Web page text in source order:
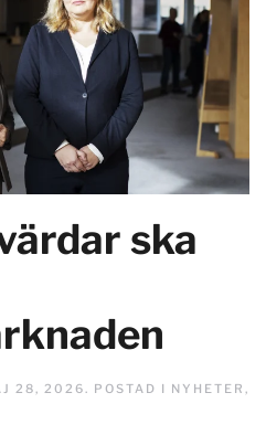
ska
28, 2026. POSTAD I NYHETER ,